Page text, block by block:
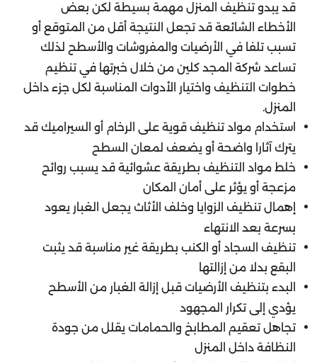
قد يبدو تنظيف المنزل مهمة بسيطة لكن بعض
الأخطاء الشائعة قد تجعل النتيجة أقل من المتوقع أو
تسبب تلفا في الأرضيات والمفروشات والأسطح لذلك
تساعد شركة المجد كلين من خلال خبرتها في تنظيم
خطوات التنظيف واختيار الأدوات المناسبة لكل جزء داخل
المنزل.
استخدام مواد تنظيف قوية على الرخام أو السيراميك قد
يترك آثارا واضحة أو يضعف لمعان السطح
خلط مواد التنظيف بطريقة عشوائية قد يسبب روائح
مزعجة أو يؤثر على أمان المكان
إهمال تنظيف الزوايا وخلف الأثاث يجعل الغبار يعود
بسرعة بعد الانتهاء
تنظيف السجاد أو الكنب بطريقة غير مناسبة قد يثبت
البقع بدلا من إزالتها
البدء بتنظيف الأرضيات قبل إزالة الغبار من الأسطح
يؤدي إلى تكرار المجهود
تجاهل تعقيم المطابخ والحمامات يقلل من جودة
النظافة داخل المنزل